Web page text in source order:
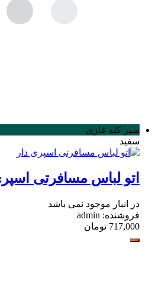
سبز کله غازی
سفید
اتو لباس مسافرتی
در انبار موجود نمی باشد
فروشنده: admin
717,000 تومان